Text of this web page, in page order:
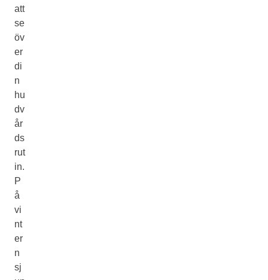
att
se
öv
er
di
n
hu
dv
år
ds
rut
in.
P
å
vi
nt
er
n
sj